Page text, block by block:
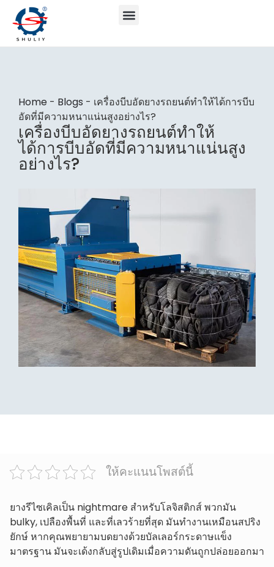
Home - Blogs - เครื่องบีบอัดยางรถยนต์ทำให้ได้การบีบ
อัดที่มีความหนาแน่นสูงอย่างไร?
เครื่องบีบอัดยางรถยนต์ทำให้
ได้การบีบอัดที่มีความหนาแน่นสูง
อย่างไร?
ให้คะแนนโพสต์นี้
ยางรีไซเคิลเป็น nightmare สำหรับโลจิสติกส์ พวกมัน
bulky, เปลืองพื้นที่ และที่เลวร้ายที่สุด มันทำงานเหมือนสปริง
ยักษ์ หากคุณพยายามบดยางด้วยบัลเลอร์กระดาษแข็ง
มาตรฐาน มันจะเด้งกลับสู่รูปเดิมเมื่อความดันถูกปล่อยออกมา